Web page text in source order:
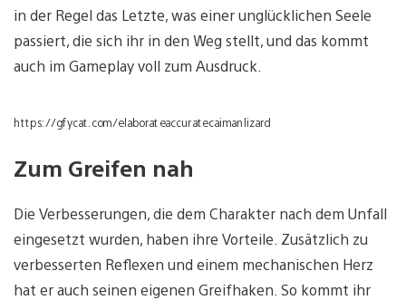
in der Regel das Letzte, was einer unglücklichen Seele
passiert, die sich ihr in den Weg stellt, und das kommt
auch im Gameplay voll zum Ausdruck.
https://gfycat.com/elaborateaccuratecaimanlizard
Zum Greifen nah
Die Verbesserungen, die dem Charakter nach dem Unfall
eingesetzt wurden, haben ihre Vorteile. Zusätzlich zu
verbesserten Reflexen und einem mechanischen Herz
hat er auch seinen eigenen Greifhaken. So kommt ihr